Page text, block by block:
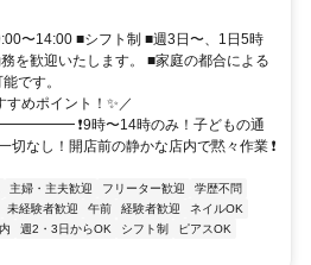
〜14:00 ■シフト制 ■週3日〜、1日5時
を歓迎いたします。 ■家庭の都合による
です。
めポイント！✨／
❗9時〜14時のみ！子どもの通
切なし！開店前の静かな店内で黙々作業 ❗
主婦・主夫歓迎 フリーター歓迎
学歴不問
未経験者歓迎 午前 経験者歓迎
ネイルOK
週2・3日からOK シフト制
ピアスOK